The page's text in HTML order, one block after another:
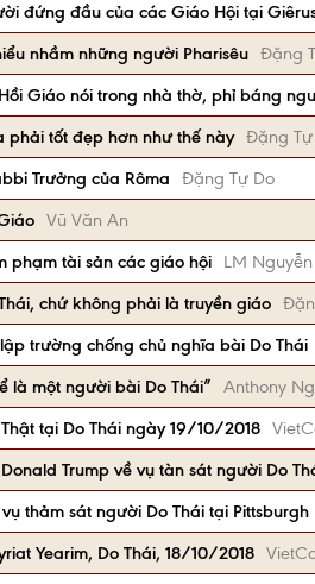
đứng đầu của các Giáo Hội tại
nhầm những người Pharisêu Đặng
Giáo nói trong nhà thờ, phỉ báng
phải tốt đẹp hơn như thế này Đặng Tự
Trưởng của Rôma
Đặng Tự Do
Vũ Văn An
phạm tài sản các giáo hội
LM
chứ không phải là truyền giáo
trường chống chủ nghĩa bài Do Thái
là một người bài Do Thái”
Anthony
tại Do Thái ngày 19/10/2018
Trump về vụ tàn sát người Do
thảm sát người Do Thái tại Pittsburgh
Yearim, Do Thái, 18/10/2018